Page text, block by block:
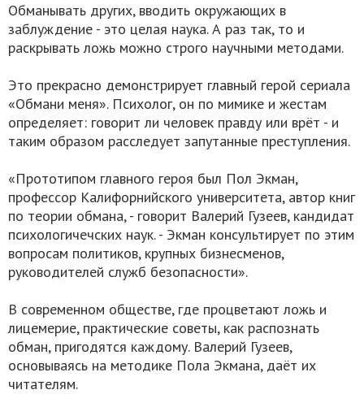
Обманывать других, вводить окружающих в
заблуждение - это целая наука. А раз так, то и
раскрывать ложь можно строго научными методами.
Это прекрасно демонстрирует главный герой сериала
«Обмани меня». Психолог, он по мимике и жестам
определяет: говорит ли человек правду или врёт - и
таким образом расследует запутанные преступления.
«Прототипом главного героя был Пол Экман,
профессор Калифорнийского университета, автор книг
по теории обмана, - говорит Валерий Гузеев, кандидат
психологичечских наук. - Экман консультирует по этим
вопросам политиков, крупных бизнесменов,
руководителей служб безопасности».
В современном обществе, где процветают ложь и
лицемерие, практические советы, как распознать
обман, пригодятся каждому. Валерий Гузеев,
основываясь на методике Пола Экмана, даёт их
читателям.